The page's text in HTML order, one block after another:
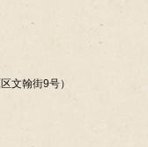
文翰街9号）